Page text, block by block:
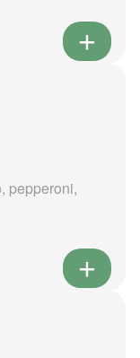
pepperoni,